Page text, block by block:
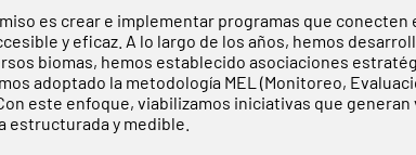
es crear e implementar programas que
y eficaz. A lo largo de los años, hemos
biomas, hemos establecido asociaciones
adoptado la metodología MEL (Monitoreo,
este enfoque, viabilizamos iniciativas que
estructurada y medible.